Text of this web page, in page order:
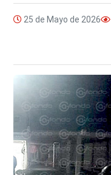
25 de Mayo de 2026